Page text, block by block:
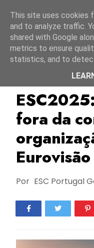
St.
fora da
Por ESC Portugal
This site uses cookies
and to analyze traffic.
shared with Google
metrics to ensure
statistics, and to